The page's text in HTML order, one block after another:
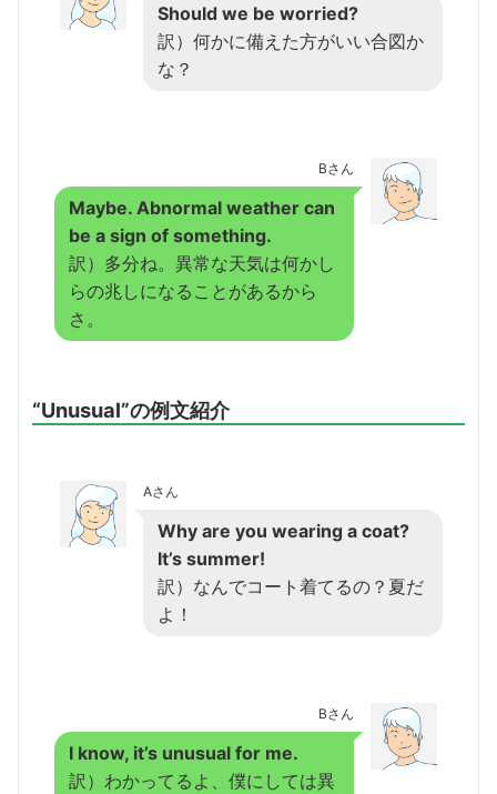
Should we be worried?
訳）何かに備えた方がいい合図か
な？
Bさん
Maybe. Abnormal weather can
be a sign of something.
訳）多分ね。異常な天気は何かし
らの兆しになることがあるから
さ。
“Unusual”の例文紹介
Aさん
Why are you wearing a coat?
It’s summer!
訳）なんでコート着てるの？夏だ
よ！
Bさん
I know, it’s unusual for me.
訳）わかってるよ、僕にしては異